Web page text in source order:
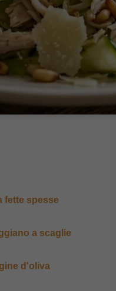
fette spesse
a scaglie
d'oliva